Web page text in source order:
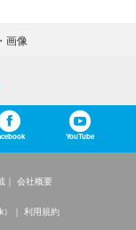
画像
YouTube
会社概要
利用規約